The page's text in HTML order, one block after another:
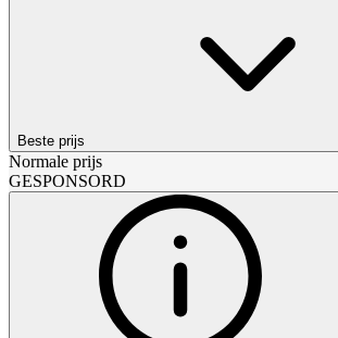
Beste prijs
Normale prijs
GESPONSORD